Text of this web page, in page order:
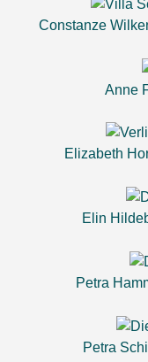
Constanze
Anne
Elizabeth
Elin
Petra
Petra